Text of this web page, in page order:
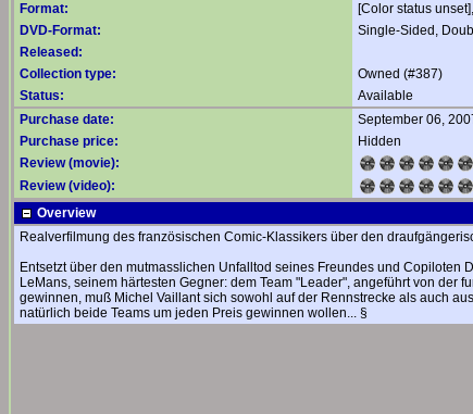
Format:
[Color status
DVD-Format:
Single-Sided,
Released:
Collection type:
Owned (#387)
Status:
Available
Purchase date:
September 06,
Purchase price:
Hidden
Review (movie):
Review (video):
Overview
Realverfilmung des französischen Comic-Klassikers über den
Entsetzt über den mutmasslichen Unfalltod seines Freundes und
LeMans, seinem härtesten Gegner: dem Team "Leader", angeführt von
gewinnen, muß Michel Vaillant sich sowohl auf der Rennstrecke als auch
natürlich beide Teams um jeden Preis gewinnen wollen... §